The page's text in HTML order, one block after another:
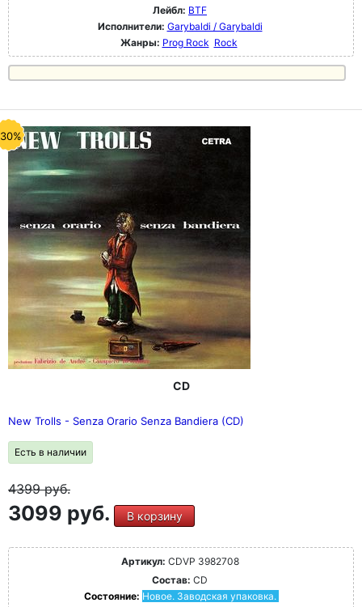
Лейбл: BTF
Исполнители: Garybaldi / Garybaldi
Жанры: Prog Rock Rock
CD
New Trolls - Senza Orario Senza Bandiera (CD)
Есть в наличии
4399руб.
3099 руб. В корзину
Артикул: CDVP 3982708
Состав: CD
Состояние: Новое. Заводская упаковка.